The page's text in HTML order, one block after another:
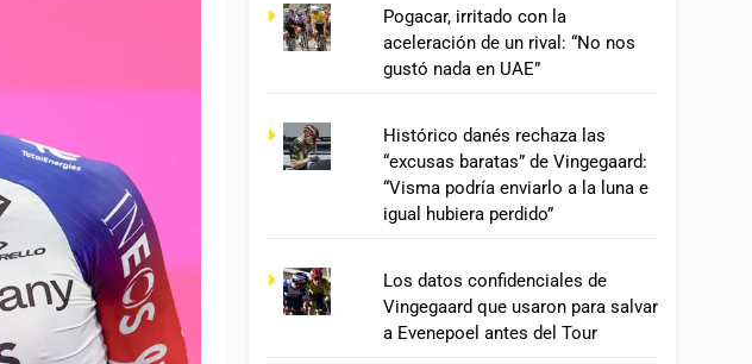
Pogacar, irritado con la
aceleración de un rival: “No nos
gustó nada en UAE”
Histórico danés rechaza las
“excusas baratas” de Vingegaard:
“Visma podría enviarlo a la luna e
igual hubiera perdido”
Los datos confidenciales de
Vingegaard que usaron para salvar
a Evenepoel antes del Tour